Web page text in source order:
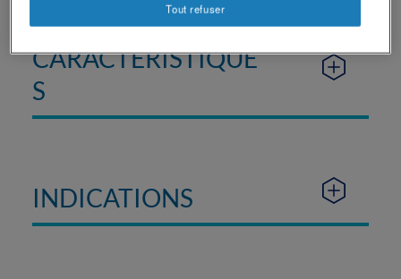
CARACTÉRISTIQUE
S
INDICATIONS
Tout refuser